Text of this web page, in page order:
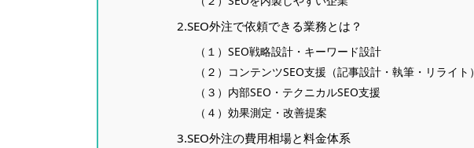
2.SEO外注で依頼できる業務とは？
（１）SEO戦略設計・キーワード設計
（２）コンテンツSEO支援（記事設計・執筆・リライト）
（３）内部SEO・テクニカルSEO支援
（４）効果測定・改善提案
3.SEO外注の費用相場と料金体系